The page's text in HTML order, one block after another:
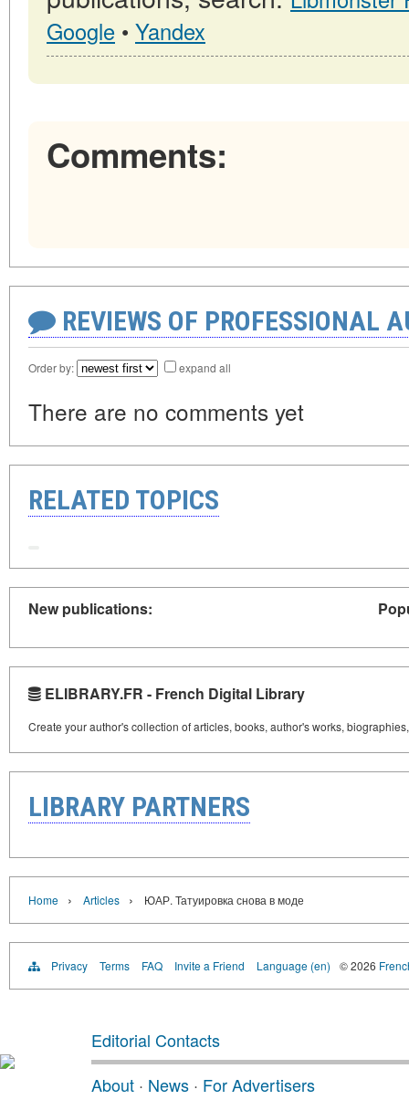
Google • Yandex
Comments:
REVIEWS OF PROFESSIONAL
Order by: expand all
There are no comments yet
RELATED TOPICS
New publications:
ELIBRARY.FR - French Digital Library
Create your author's collection of articles, books, author's works,
LIBRARY PARTNERS
Home › Articles › ЮАР. Татуировка снова в моде
Privacy Terms FAQ Invite a Friend Language (en) © 2026
Editorial Contacts
About · News · For Advertisers